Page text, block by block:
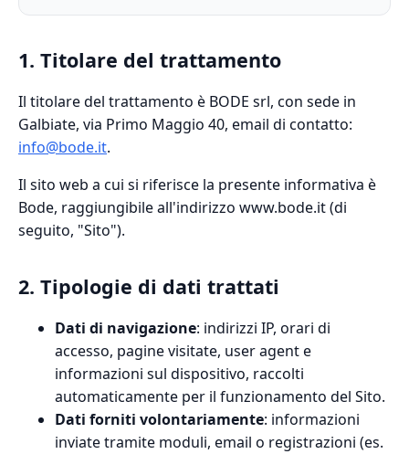
1. Titolare del trattamento
Il titolare del trattamento è BODE srl, con sede in
Galbiate, via Primo Maggio 40, email di contatto:
info@bode.it.
Il sito web a cui si riferisce la presente informativa è
Bode, raggiungibile all'indirizzo www.bode.it (di
seguito, "Sito").
2. Tipologie di dati trattati
Dati di navigazione: indirizzi IP, orari di
accesso, pagine visitate, user agent e
informazioni sul dispositivo, raccolti
automaticamente per il funzionamento del Sito.
Dati forniti volontariamente: informazioni
inviate tramite moduli, email o registrazioni (es.